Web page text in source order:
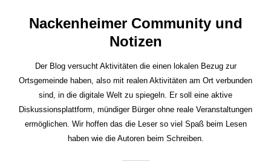
Nackenheimer Community und
Notizen
Der Blog versucht Aktivitäten die einen lokalen Bezug zur
Ortsgemeinde haben, also mit realen Aktivitäten am Ort verbunden
sind, in die digitale Welt zu spiegeln. Er soll eine aktive
Diskussionsplattform, mündiger Bürger ohne reale Veranstaltungen
ermöglichen. Wir hoffen das die Leser so viel Spaß beim Lesen
haben wie die Autoren beim Schreiben.